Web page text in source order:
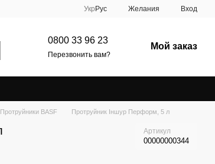
Укр Рус Желания Вход
0800 33 96 23
Перезвонить вам?
Мой заказ
Протруйники BASF Протруйник Іншур Перформ, 5 л
Артикул
00000000344